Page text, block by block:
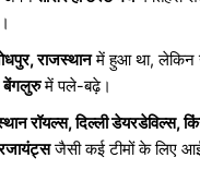
राजस्थानमें हुआ था, लेकिन
बेंगलुरुमें पले-बढ़े।
रॉयल्स, दिल्ली डेयरडेविल्स,
जैसी कई टीमों के लिए